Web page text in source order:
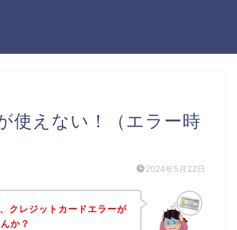
使えない！（エラー時
2024年5月22日
クレジットカードエラーが
か？